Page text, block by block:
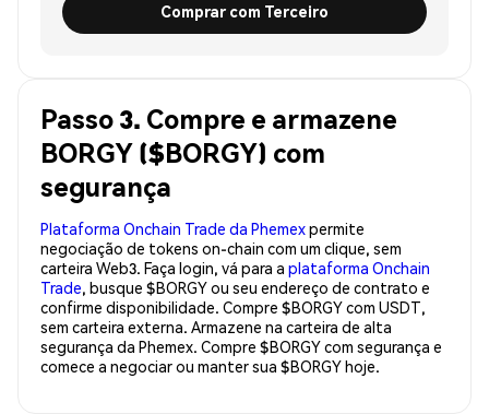
Comprar com Terceiro
Passo 3. Compre e armazene
BORGY ($BORGY) com
segurança
Plataforma Onchain Trade da Phemexpermite
negociação de tokens on-chain com um clique, sem
carteira Web3. Faça login, vá para a plataforma Onchain
Trade, busque $BORGY ou seu endereço de contrato e
confirme disponibilidade. Compre $BORGY com USDT,
sem carteira externa. Armazene na carteira de alta
segurança da Phemex. Compre $BORGY com segurança e
comece a negociar ou manter sua $BORGY hoje.